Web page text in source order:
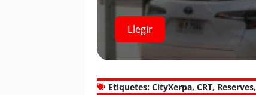
Llegir
Etiquetes: CityXerpa, CRT, Reserves,